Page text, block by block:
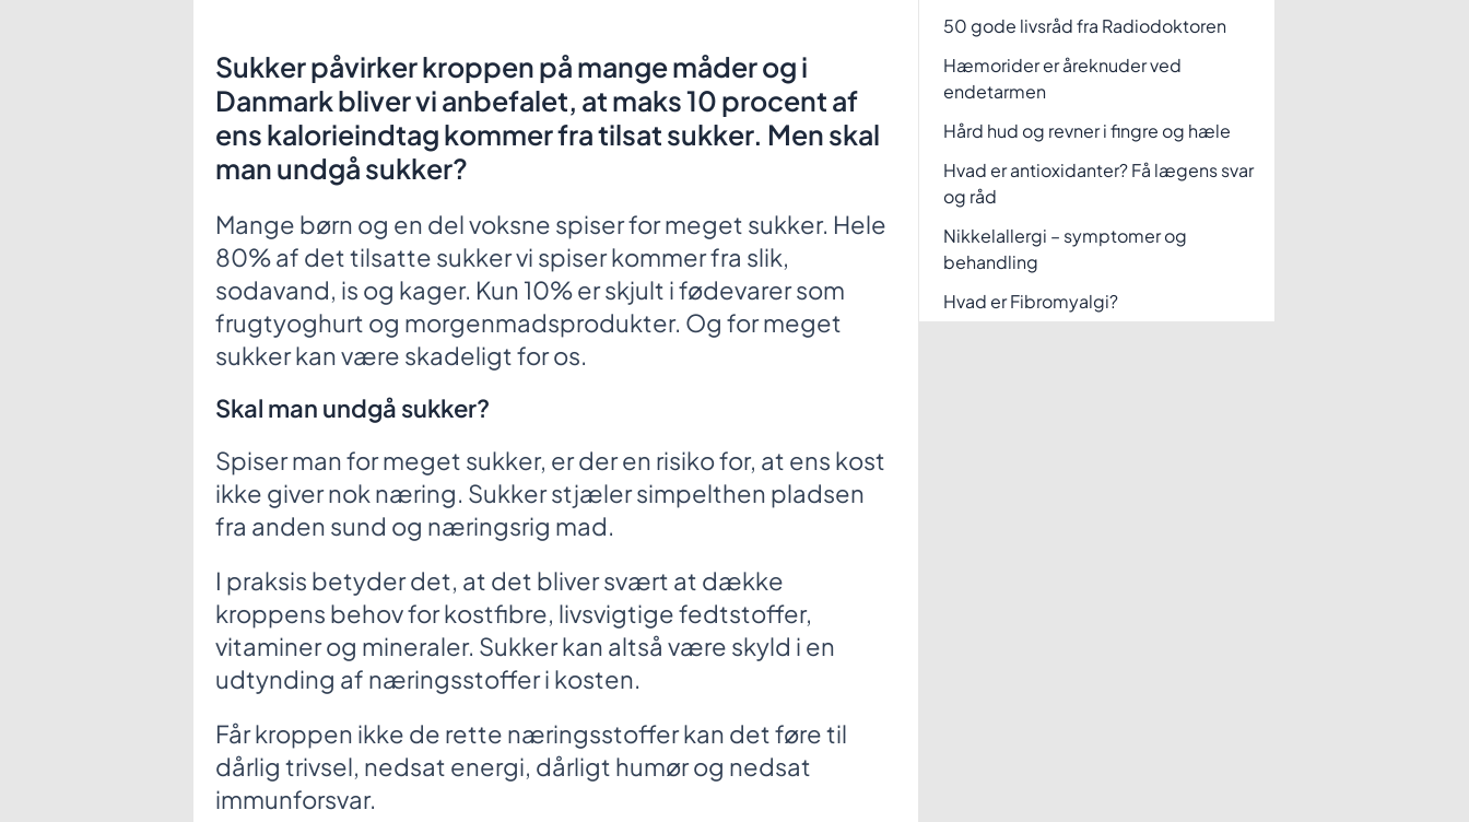
Sukker påvirker kroppen på mange måder og i
Danmark bliver vi anbefalet, at maks 10 procent af
ens kalorieindtag kommer fra tilsat sukker. Men skal
man undgå sukker?
Mange børn og en del voksne spiser for meget sukker. Hele
80% af det tilsatte sukker vi spiser kommer fra slik,
sodavand, is og kager. Kun 10% er skjult i fødevarer som
frugtyoghurt og morgenmadsprodukter. Og for meget
sukker kan være skadeligt for os.
Skal man undgå sukker?
Spiser man for meget sukker, er der en risiko for, at ens kost
ikke giver nok næring. Sukker stjæler simpelthen pladsen
fra anden sund og næringsrig mad.
I praksis betyder det, at det bliver svært at dække
kroppens behov for kostfibre, livsvigtige fedtstoffer,
vitaminer og mineraler. Sukker kan altså være skyld i en
udtynding af næringsstoffer i kosten.
Får kroppen ikke de rette næringsstoffer kan det føre til
dårlig trivsel, nedsat energi, dårligt humør og nedsat
immunforsvar.
50 gode livsråd fra Radiodoktoren
Hæmorider er åreknuder ved
endetarmen
Hård hud og revner i fingre og hæle
Hvad er antioxidanter? Få lægens svar
og råd
Nikkelallergi – symptomer og
behandling
Hvad er Fibromyalgi?